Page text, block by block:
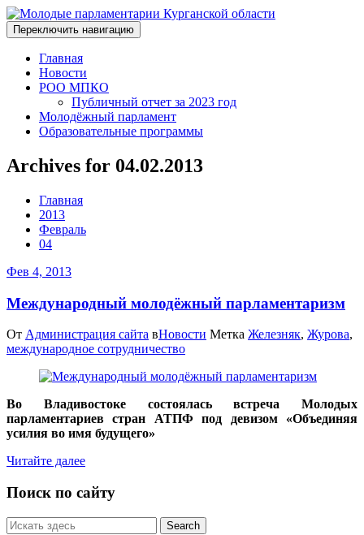
Переключить навигацию
Главная
Новости
РОО МПКО
Публичный отчет за 2023 год
Молодёжный парламент
Образовательные программы
Archives for 04.02.2013
Главная
2013
Февраль
04
Фев 4, 2013
Международный молодёжный парламентаризм
От Администрация сайта вНовости Метка Железняк, Журова,
международное сотрудничество
Во Владивостоке состоялась встреча Молодых
парламентариев стран АТПФ под девизом «Объединяя
усилия во имя будущего»
Читайте далее
Поиск по сайту